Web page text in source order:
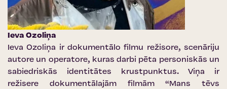
Ieva Ozoliņa
Ieva Ozoliņa ir dokumentālo filmu režisore, scenāriju
autore un operatore, kuras darbi pēta personiskās un
sabiedriskās identitātes krustpunktus. Viņa ir
režisere dokumentālajām filmām “Mans tēvs